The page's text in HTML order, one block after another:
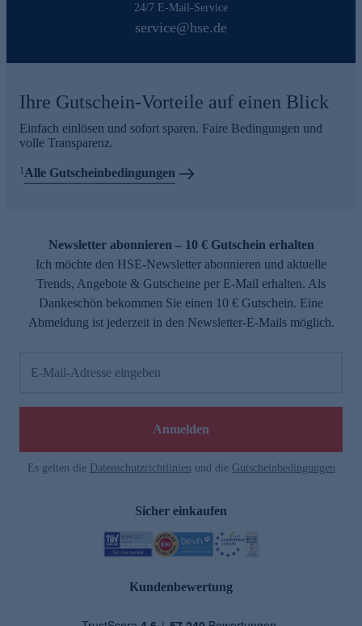
24/7 E-Mail-Service
service@hse.de
Ihre Gutschein-Vorteile auf einen Blick
Einfach einlösen und sofort sparen. Faire Bedingungen und
volle Transparenz.
1 Alle Gutscheinbedingungen
Newsletter abonnieren – 10 € Gutschein erhalten
Ich möchte den HSE-Newsletter abonnieren und aktuelle
Trends, Angebote & Gutscheine per E-Mail erhalten. Als
Dankeschön bekommen Sie einen 10 € Gutschein. Eine
Abmeldung ist jederzeit in den Newsletter-E-Mails möglich.
E-Mail-Adresse eingeben
Anmelden
Es gelten die Datenschutzrichtlinien und die Gutscheinbedingungen
Sicher einkaufen
Kundenbewertung